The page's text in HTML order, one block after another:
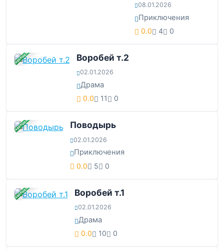
08.01.2026
Приключения
0.0 4 0
ЗАВЕРШЕНА Воробей т.2
02.01.2026
Драма
0.0 11 0
ЗАВЕРШЕНА Поводырь
02.01.2026
Приключения
0.0 5 0
ЗАВЕРШЕНА Воробей т.1
02.01.2026
Драма
0.0 10 0